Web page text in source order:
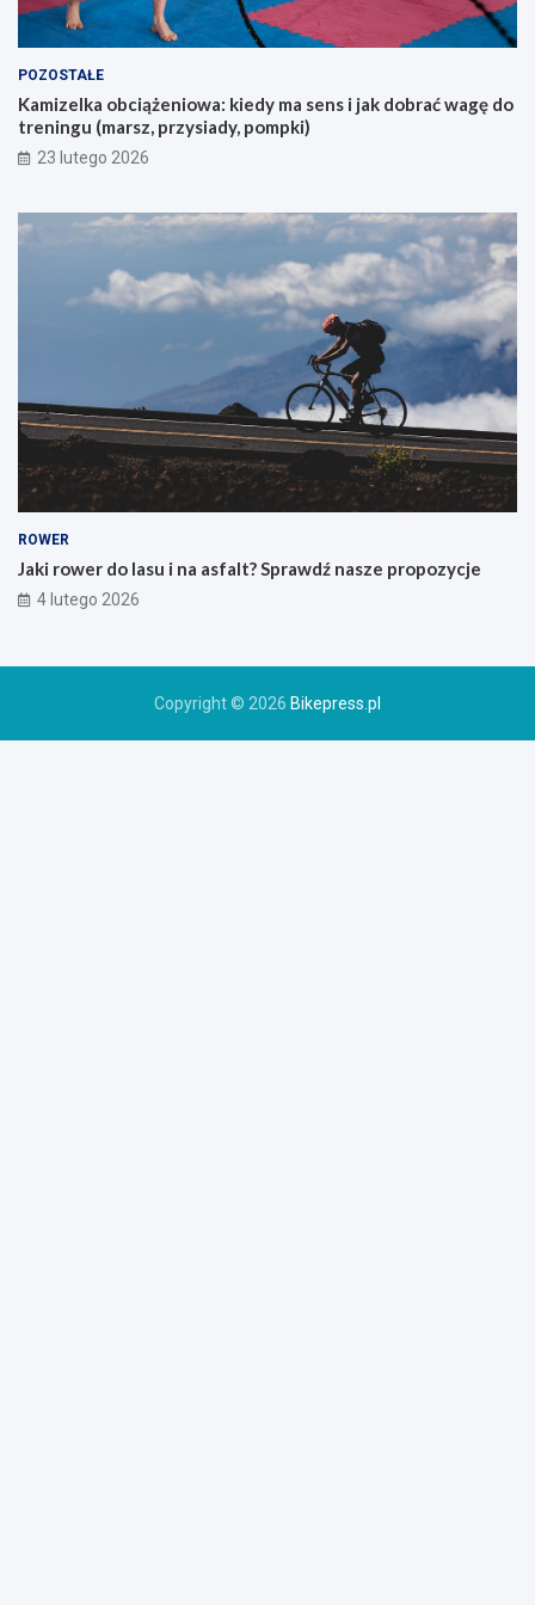
ą
c
h
p
i
w
s
r
s
i
g
o
r
o
w
u
POZOSTAŁE
Kamizelka obciążeniowa: kiedy ma sens i jak dobrać wagę do
treningu (marsz, przysiady, pompki)
23 lutego 2026
ROWER
Jaki rower do lasu i na asfalt? Sprawdź nasze propozycje
4 lutego 2026
Copyright © 2026 Bikepress.pl